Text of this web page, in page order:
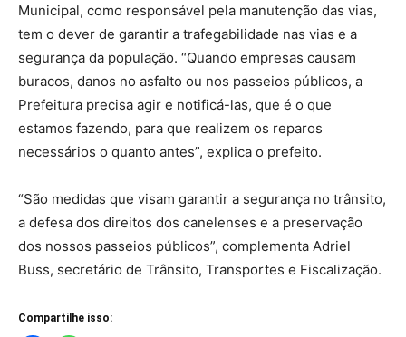
Municipal, como responsável pela manutenção das vias,
tem o dever de garantir a trafegabilidade nas vias e a
segurança da população. “Quando empresas causam
buracos, danos no asfalto ou nos passeios públicos, a
Prefeitura precisa agir e notificá-las, que é o que
estamos fazendo, para que realizem os reparos
necessários o quanto antes”, explica o prefeito.
“São medidas que visam garantir a segurança no trânsito,
a defesa dos direitos dos canelenses e a preservação
dos nossos passeios públicos”, complementa Adriel
Buss, secretário de Trânsito, Transportes e Fiscalização.
Compartilhe isso: